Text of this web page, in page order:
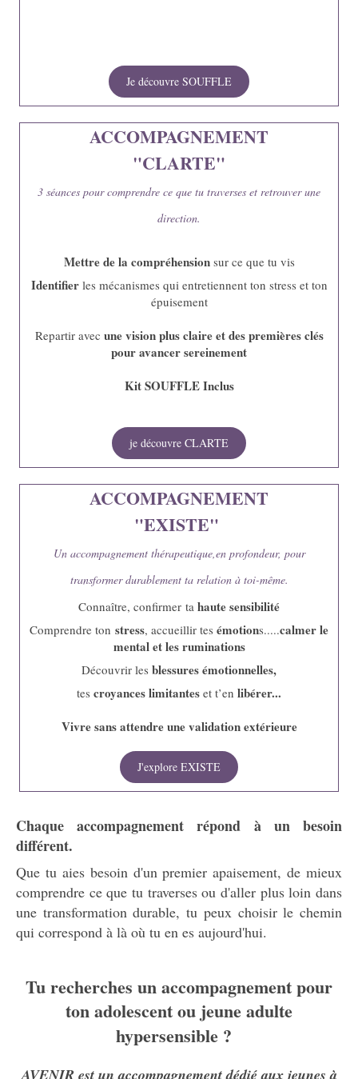
Je découvre SOUFFLE
ACCOMPAGNEMENT
"CLARTE"
3 séances pour comprendre ce que tu traverses et retrouver une
direction.
Mettre de la compréhensionsur ce que tu vis
Identifier les mécanismes qui entretiennent ton stress et ton
épuisement
Repartir avec une vision plus claire et des premières clés
pour avancer sereinement
Kit SOUFFLE Inclus
je découvre CLARTE
ACCOMPAGNEMENT
"EXISTE"
Un accompagnement thérapeutique,en profondeur, pour
transformer durablement ta relation à toi-même.
Connaître, confirmer ta haute sensibilité
Comprendre ton stress, accueillir tes émotions.....calmer le
mental et les ruminations
Découvrir les blessures émotionnelles,
tes croyances limitantes et t’en libérer...
Vivre sans attendre une validation extérieure
J'explore EXISTE
Chaque accompagnement répond à un besoin
différent.
Que tu aies besoin d'un premier apaisement, de mieux
comprendre ce que tu traverses ou d'aller plus loin dans
une transformation durable, tu peux choisir le chemin
qui correspond à là où tu en es aujourd'hui.
Tu recherches un accompagnement pour
ton adolescent ou jeune adulte
hypersensible ?
AVENIR est un accompagnement dédié aux jeunes à